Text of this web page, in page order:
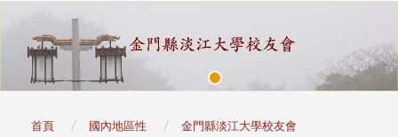
首頁 國內地區性
金門縣淡江大學校友會